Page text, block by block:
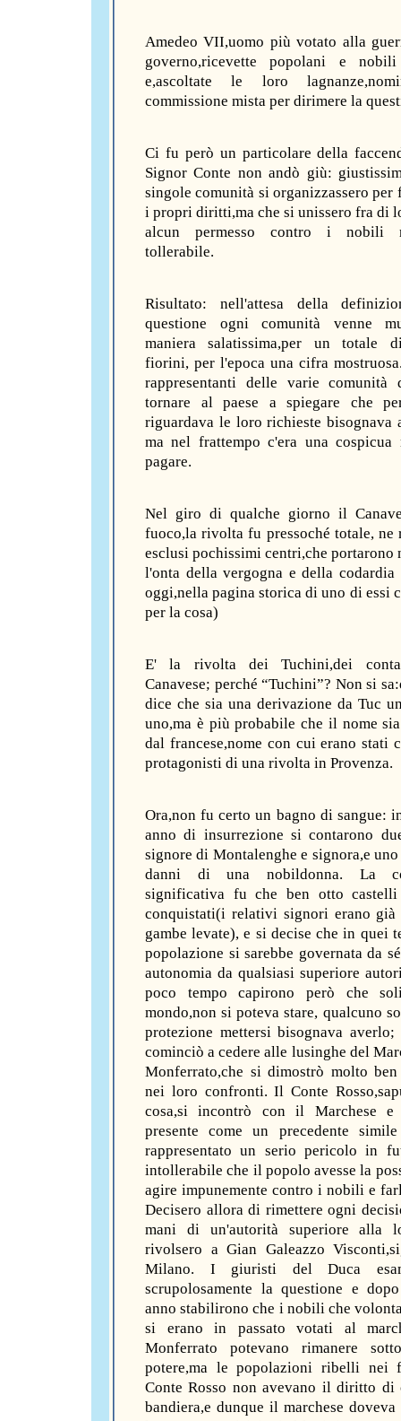
Amedeo VII,uomo più votato alla
governo,ricevette popolani e nobili
e,ascoltate le loro
commissione mista per dirimere la
Ci fu però un particolare della
Signor Conte non andò giù:
singole comunità si organizzassero per
i propri diritti,ma che si unissero fra di
alcun permesso contro i nobili
tollerabile.
Risultato: nell'attesa della
questione ogni comunità venne
maniera salatissima,per un totale
fiorini, per l'epoca una cifra
rappresentanti delle varie comunità
tornare al paese a spiegare che
riguardava le loro richieste bisognava
ma nel frattempo c'era una cospicua
pagare.
Nel giro di qualche giorno il
fuoco,la rivolta fu pressoché totale, ne
esclusi pochissimi centri,che portarono
l'onta della vergogna e della
oggi,nella pagina storica di uno di essi
per la cosa)
E' la rivolta dei Tuchini,dei
Canavese; perché “Tuchini”? Non si
dice che sia una derivazione da Tuc
uno,ma è più probabile che il nome
dal francese,nome con cui erano stati
protagonisti di una rivolta in Provenza.
Ora,non fu certo un bagno di sangue:
anno di insurrezione si contarono
signore di Montalenghe e signora,e
danni di una nobildonna. La
significativa fu che ben otto castelli
conquistati(i relativi signori erano
gambe levate), e si decise che in quei
popolazione si sarebbe governata da
autonomia da qualsiasi superiore
poco tempo capirono però che
mondo,non si poteva stare, qualcuno
protezione mettersi bisognava
cominciò a cedere alle lusinghe del
Monferrato,che si dimostrò molto
nei loro confronti. Il Conte
cosa,si incontrò con il Marchese
presente come un precedente
rappresentato un serio pericolo in
intollerabile che il popolo avesse la
agire impunemente contro i nobili e
Decisero allora di rimettere ogni
mani di un'autorità superiore alla
rivolsero a Gian Galeazzo
Milano. I giuristi del Duca
scrupolosamente la questione e
anno stabilirono che i nobili che
si erano in passato votati al
Monferrato potevano rimanere
potere,ma le popolazioni ribelli nei
Conte Rosso non avevano il diritto di
bandiera,e dunque il marchese